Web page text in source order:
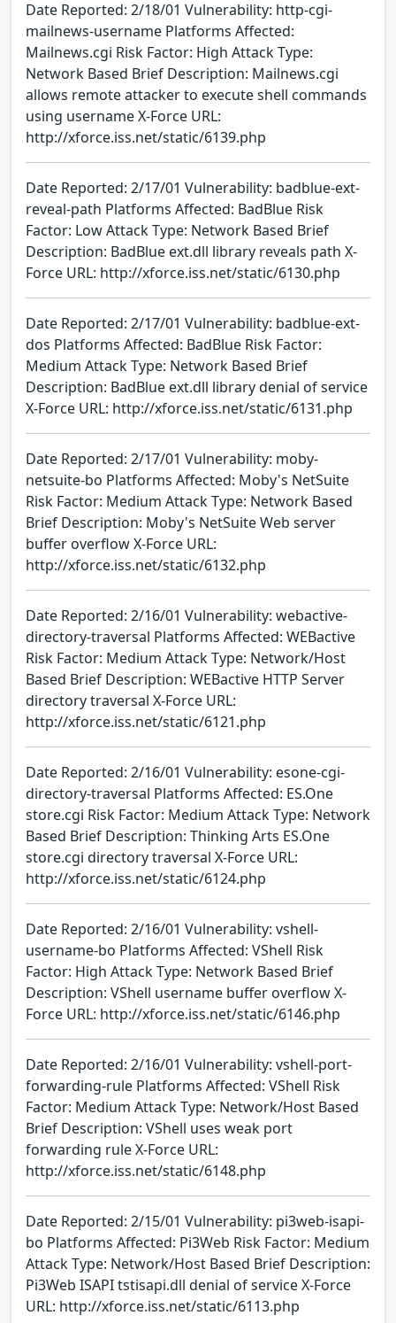
Date Reported: 2/18/01 Vulnerability: http-cgi-
mailnews-username Platforms Affected:
Mailnews.cgi Risk Factor: High Attack Type:
Network Based Brief Description: Mailnews.cgi
allows remote attacker to execute shell commands
using username X-Force URL:
http://xforce.iss.net/static/6139.php
Date Reported: 2/17/01 Vulnerability: badblue-ext-
reveal-path Platforms Affected: BadBlue Risk
Factor: Low Attack Type: Network Based Brief
Description: BadBlue ext.dll library reveals path X-
Force URL: http://xforce.iss.net/static/6130.php
Date Reported: 2/17/01 Vulnerability: badblue-ext-
dos Platforms Affected: BadBlue Risk Factor:
Medium Attack Type: Network Based Brief
Description: BadBlue ext.dll library denial of service
X-Force URL: http://xforce.iss.net/static/6131.php
Date Reported: 2/17/01 Vulnerability: moby-
netsuite-bo Platforms Affected: Moby's NetSuite
Risk Factor: Medium Attack Type: Network Based
Brief Description: Moby's NetSuite Web server
buffer overflow X-Force URL:
http://xforce.iss.net/static/6132.php
Date Reported: 2/16/01 Vulnerability: webactive-
directory-traversal Platforms Affected: WEBactive
Risk Factor: Medium Attack Type: Network/Host
Based Brief Description: WEBactive HTTP Server
directory traversal X-Force URL:
http://xforce.iss.net/static/6121.php
Date Reported: 2/16/01 Vulnerability: esone-cgi-
directory-traversal Platforms Affected: ES.One
store.cgi Risk Factor: Medium Attack Type: Network
Based Brief Description: Thinking Arts ES.One
store.cgi directory traversal X-Force URL:
http://xforce.iss.net/static/6124.php
Date Reported: 2/16/01 Vulnerability: vshell-
username-bo Platforms Affected: VShell Risk
Factor: High Attack Type: Network Based Brief
Description: VShell username buffer overflow X-
Force URL: http://xforce.iss.net/static/6146.php
Date Reported: 2/16/01 Vulnerability: vshell-port-
forwarding-rule Platforms Affected: VShell Risk
Factor: Medium Attack Type: Network/Host Based
Brief Description: VShell uses weak port
forwarding rule X-Force URL:
http://xforce.iss.net/static/6148.php
Date Reported: 2/15/01 Vulnerability: pi3web-isapi-
bo Platforms Affected: Pi3Web Risk Factor: Medium
Attack Type: Network/Host Based Brief Description:
Pi3Web ISAPI tstisapi.dll denial of service X-Force
URL: http://xforce.iss.net/static/6113.php